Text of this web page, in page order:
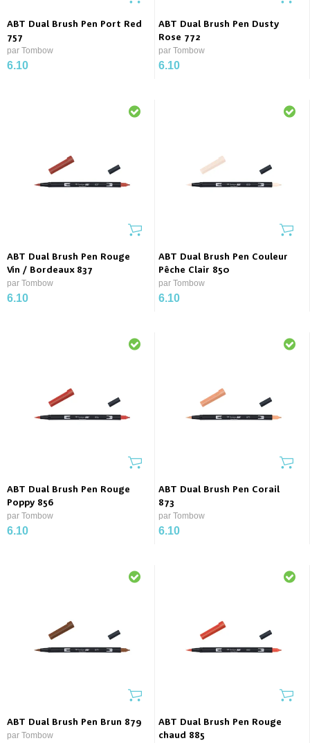
ABT Dual Brush Pen Port Red
757
par Tombow
6.10
ABT Dual Brush Pen Dusty
Rose 772
par Tombow
6.10
ABT Dual Brush Pen Rouge
Vin / Bordeaux 837
par Tombow
6.10
ABT Dual Brush Pen Couleur
Pêche Clair 850
par Tombow
6.10
ABT Dual Brush Pen Rouge
Poppy 856
par Tombow
6.10
ABT Dual Brush Pen Corail
873
par Tombow
6.10
ABT Dual Brush Pen Brun 879
par Tombow
ABT Dual Brush Pen Rouge
chaud 885